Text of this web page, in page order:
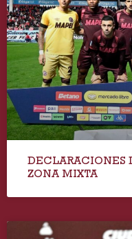
DECLARACIONES
ZONA MIXTA